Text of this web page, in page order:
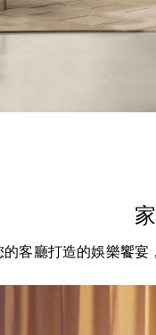
的客廳打造的娛樂饗宴